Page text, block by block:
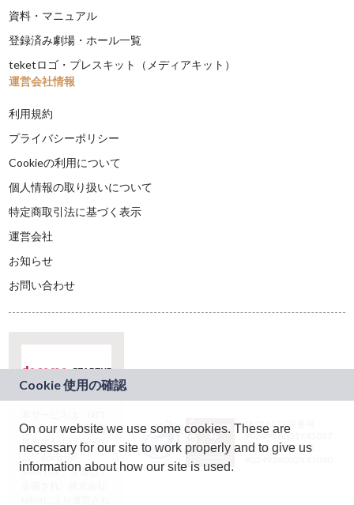
資料・マニュアル
登録済み劇場・ホール一覧
teketロゴ・プレスキット（メディアキット）
運営会社情報
利用規約
プライバシーポリシー
Cookieの利用について
個人情報の取り扱いについて
特定商取引法に基づく表示
運営会社
お知らせ
お問い合わせ
ドコモグループの新
規事業創出プログラ
ム「docomo
STARTUP」を通じて
JASRAC許諾番号：
9024936001Y45037
JASRAC許諾番号：
On our website we use some cookies. These are
necessary for our site to work properly and to give us
information about how our site is used.